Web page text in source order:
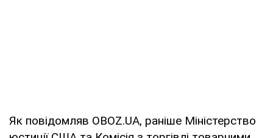
Як повідомляв OBOZ.UA, раніше Міністерство